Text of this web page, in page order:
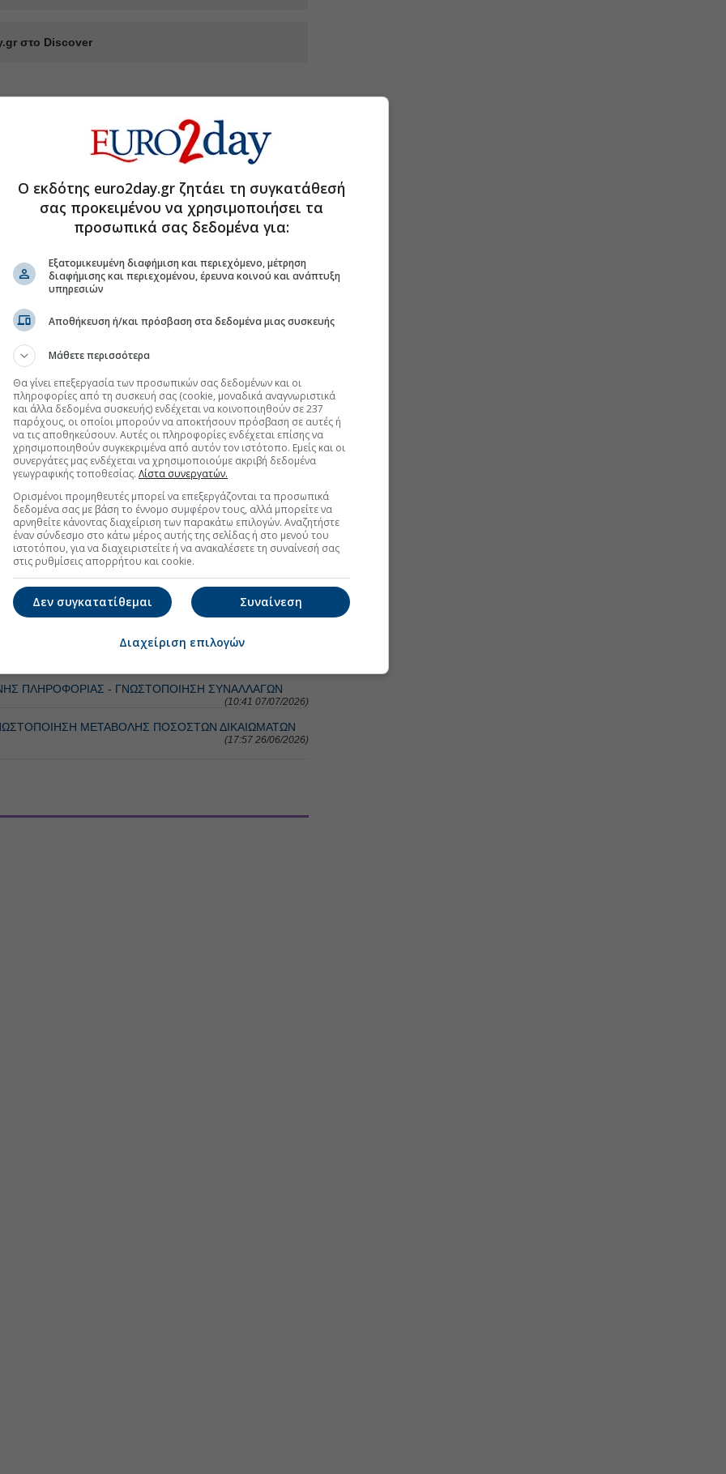
στο Discover
Περισσότερα για τη Μετοχή
νέα μέλη στο ΔΣ (17:20 08/07/2026)
Dotsoft: «Ετσι είναι αν έτσι νομίζετε»-Tips για Profile,
(07:27 03/07/2026)
Το «αίνιγμα» της τιμής και η… λύση του -Χτυπά
(07:27 29/06/2026)
Περισσότερα για τη Μετοχή
ΕΠΙΤΡΟΠΩΝ Η ΑΝΩΤΑΤΩΝ ΔΙΕΥΘ. ΣΤΕΛΕΧΩΝ
ΠΛΗΡΟΦΟΡΙΑΣ - ΓΝΩΣΤΟΠΟΙΗΣΗ ΣΥΝΑΛΛΑΓΩΝ
(10:41 07/07/2026)
ΜΕΤΑΒΟΛΗΣ ΠΟΣΟΣΤΩΝ ΔΙΚΑΙΩΜΑΤΩΝ
(17:57 26/06/2026)
Ο εκδότης euro2day.gr ζητάει τη συγκατάθεσή
σας προκειμένου να χρησιμοποιήσει τα
προσωπικά σας δεδομένα για:
Εξατομικευμένη διαφήμιση και περιεχόμενο, μέτρηση
διαφήμισης και περιεχομένου, έρευνα κοινού και ανάπτυξη
υπηρεσιών
Αποθήκευση ή/και πρόσβαση στα δεδομένα μιας συσκευής
Μάθετε περισσότερα
Θα γίνει επεξεργασία των προσωπικών σας δεδομένων και οι
πληροφορίες από τη συσκευή σας (cookie, μοναδικά αναγνωριστικά
και άλλα δεδομένα συσκευής) ενδέχεται να κοινοποιηθούν σε 237
παρόχους, οι οποίοι μπορούν να αποκτήσουν πρόσβαση σε αυτές ή
να τις αποθηκεύσουν. Αυτές οι πληροφορίες ενδέχεται επίσης να
χρησιμοποιηθούν συγκεκριμένα από αυτόν τον ιστότοπο. Εμείς και οι
συνεργάτες μας ενδέχεται να χρησιμοποιούμε ακριβή δεδομένα
γεωγραφικής τοποθεσίας. Λίστα συνεργατών.
Ορισμένοι προμηθευτές μπορεί να επεξεργάζονται τα προσωπικά
δεδομένα σας με βάση το έννομο συμφέρον τους, αλλά μπορείτε να
αρνηθείτε κάνοντας διαχείριση των παρακάτω επιλογών. Αναζητήστε
έναν σύνδεσμο στο κάτω μέρος αυτής της σελίδας ή στο μενού του
ιστοτόπου, για να διαχειριστείτε ή να ανακαλέσετε τη συναίνεσή σας
στις ρυθμίσεις απορρήτου και cookie.
Συναίνεση
Δεν συγκατατίθεμαι
Διαχείριση επιλογών